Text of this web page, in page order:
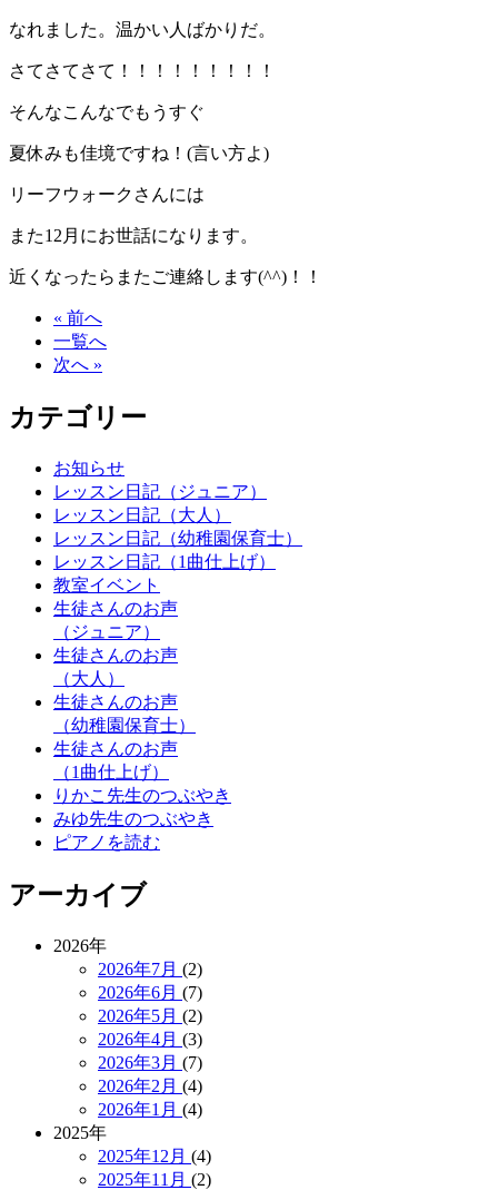
なれました。温かい人ばかりだ。
さてさてさて！！！！！！！！！
そんなこんなでもうすぐ
夏休みも佳境ですね！(言い方よ)
リーフウォークさんには
また12月にお世話になります。
近くなったらまたご連絡します(^^)！！
« 前へ
一覧へ
次へ »
カテゴリー
お知らせ
レッスン日記（ジュニア）
レッスン日記（大人）
レッスン日記（幼稚園保育士）
レッスン日記（1曲仕上げ）
教室イベント
生徒さんのお声
（ジュニア）
生徒さんのお声
（大人）
生徒さんのお声
（幼稚園保育士）
生徒さんのお声
（1曲仕上げ）
りかこ先生のつぶやき
みゆ先生のつぶやき
ピアノを読む
アーカイブ
2026年
2026年7月 (2)
2026年6月 (7)
2026年5月 (2)
2026年4月 (3)
2026年3月 (7)
2026年2月 (4)
2026年1月 (4)
2025年
2025年12月 (4)
2025年11月 (2)